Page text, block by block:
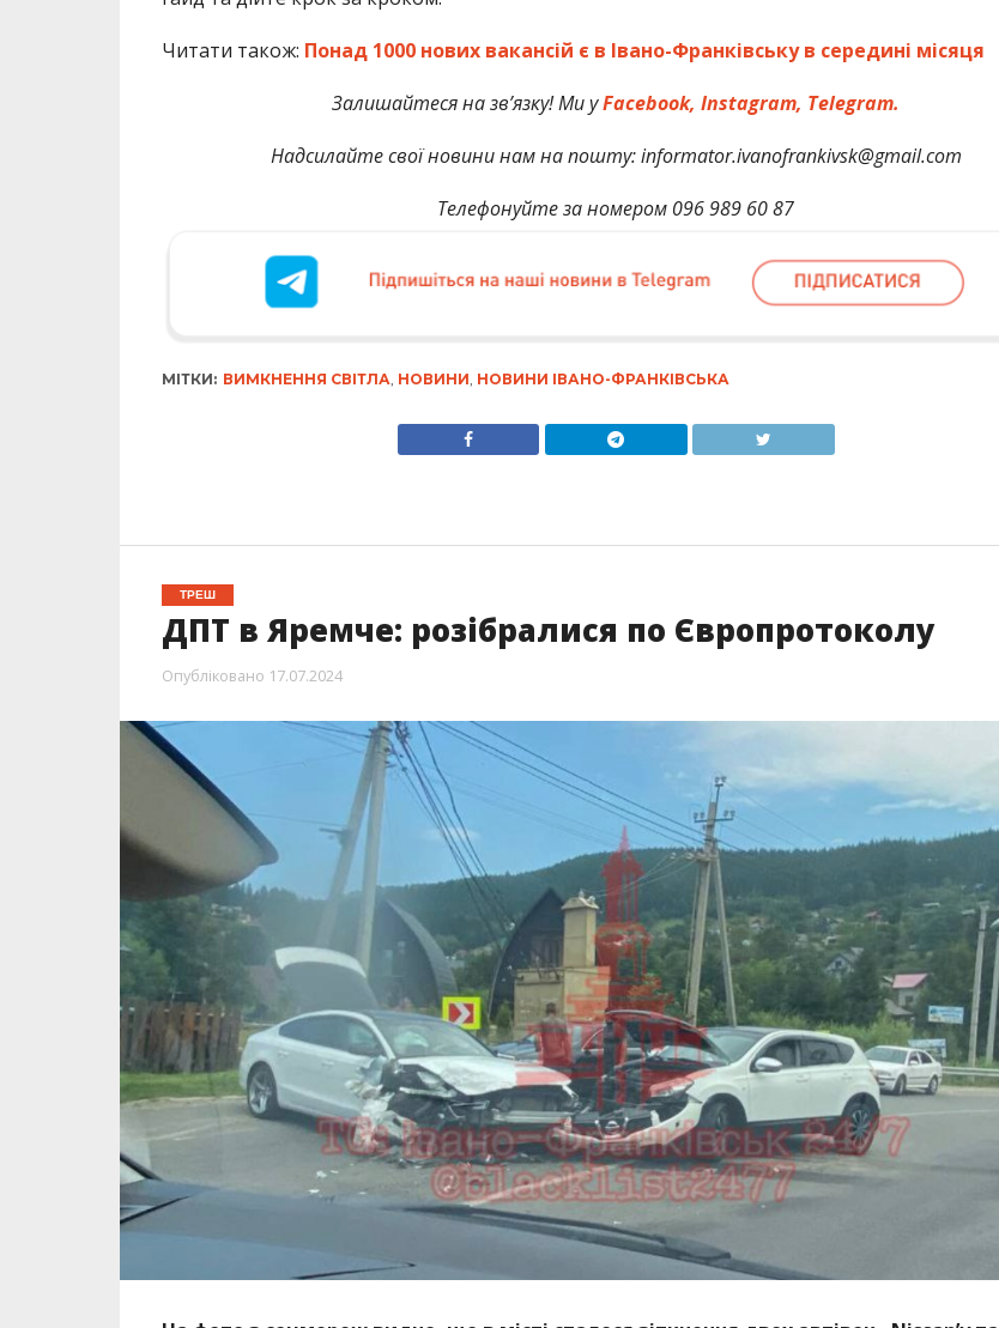
Читати також: Понад 1000 нових вакансій є в Івано-Франківську в середині місяця
Залишайтеся на зв’язку! Ми уFacebook, Instagram, Telegram.
Надсилайте свої новини нам на пошту: informator.ivanofrankivsk@gmail.com
Телефонуйте за номером 096 989 60 87
МІТКИ: ВИМКНЕННЯ СВІТЛА, НОВИНИ, НОВИНИ ІВАНО-ФРАНКІВСЬКА
ТРЕШ
ДПТ в Яремче: розібралися по Європротоколу
Опубліковано 17.07.2024